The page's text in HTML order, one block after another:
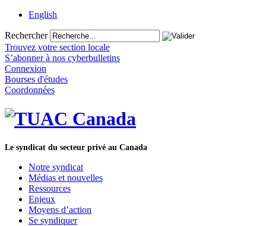
English
Rechercher
Trouvez votre section locale
S’abonner à nos cyberbulletins
Connexion
Bourses d'études
Coordonnées
Le syndicat du secteur privé au Canada
Notre syndicat
Médias et nouvelles
Ressources
Enjeux
Moyens d’action
Se syndiquer